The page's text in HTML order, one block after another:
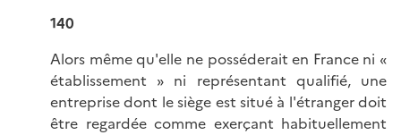
140
Alors même qu'elle ne posséderait en France ni «
établissement » ni représentant qualifié, une
entreprise dont le siège est situé à l'étranger doit
être regardée comme exerçant habituellement